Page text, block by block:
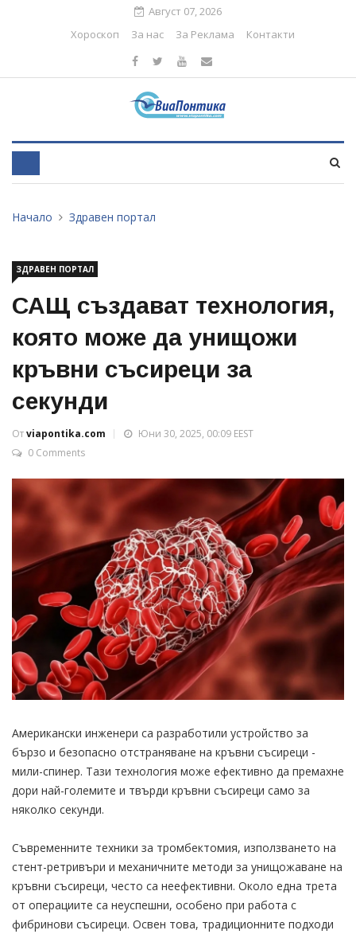
Август 07, 2026
Хороскоп
За нас За Реклама Контакти
Начало Здравен портал
ЗДРАВЕН ПОРТАЛ
САЩ създават технология,
която може да унищожи
кръвни съсиреци за
секунди
Отviapontika.com
Юни 30, 2025, 00:09 EEST
0 Comments
Американски инженери са разработили устройство за
бързо и безопасно отстраняване на кръвни съсиреци -
мили-спинер. Тази технология може ефективно да премахне
дори най-големите и твърди кръвни съсиреци само за
няколко секунди.
Съвременните техники за тромбектомия, използването на
стент-ретривъри и механичните методи за унищожаване на
кръвни съсиреци, често са неефективни. Около една трета
от операциите са неуспешни, особено при работа с
фибринови съсиреци. Освен това, традиционните подходи